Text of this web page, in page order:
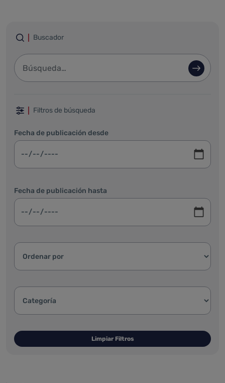
Filtrar por palabras
Buscador
Barra de búsqueda
Filtrar por fechas, categoría y ordenar
Filtros de búsqueda
Fecha de publicación desde
Fecha de publicación hasta
Ordenar resultados:
Categoría de la noticia:
Limpiar Filtros